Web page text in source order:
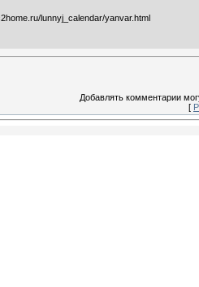
lunnyj_calendar/yanvar.html
Добавлять комментарии
[